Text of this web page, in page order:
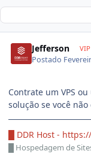
Jefferson VIP
Postado
Contrate um VPS
solução se você
█ DDR Host -
Hospedagem de